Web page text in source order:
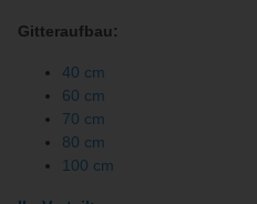
Gitteraufbau:
40 cm
60 cm
70 cm
80 cm
100 cm